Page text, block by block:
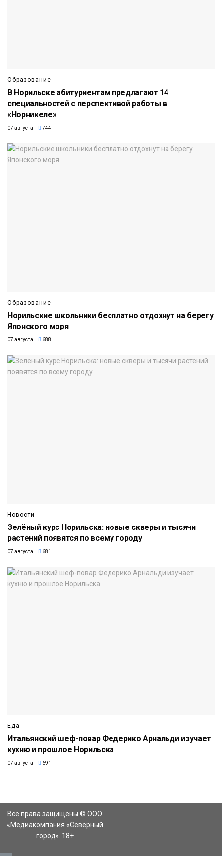
Образование
В Норильске абитуриентам предлагают 14
специальностей с перспективой работы в
«Норникеле»
07 августа 744
Образование
Норильские школьники бесплатно отдохнут на берегу
Японского моря
07 августа 688
Новости
Зелёный курс Норильска: новые скверы и тысячи
растений появятся по всему городу
07 августа 681
Еда
Итальянский шеф-повар Федерико Арнальди изучает
кухню и прошлое Норильска
07 августа 691
Все права защищены © ООО
«Медиакомпания «Северный
город». 18+